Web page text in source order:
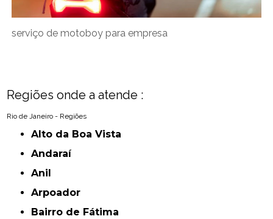
serviço de motoboy para empresa
Regiões onde a atende :
Rio de Janeiro - Regiões
Alto da Boa Vista
Andaraí
Anil
Arpoador
Bairro de Fátima